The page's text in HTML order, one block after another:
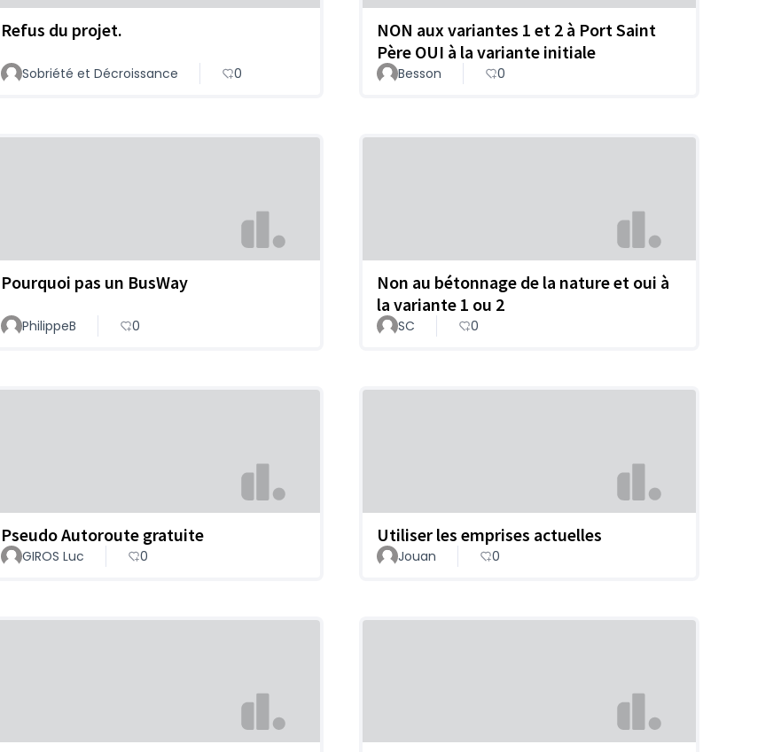
Refus du projet.
Sobriété et Décroissance 0
NON aux variantes 1 et 2 à Port Saint
Père OUI à la variante initiale
Besson 0
Pourquoi pas un BusWay
PhilippeB 0
Non au bétonnage de la nature et oui à
la variante 1 ou 2
SC 0
Pseudo Autoroute gratuite
GIROS Luc 0
Utiliser les emprises actuelles
Jouan 0